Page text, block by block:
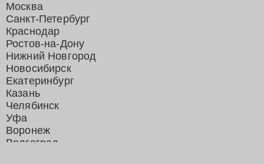
Москва
Санкт-Петербург
Краснодар
Ростов-на-Дону
Нижний Новгород
Новосибирск
Екатеринбург
Казань
Челябинск
Уфа
Воронеж
Волгоград